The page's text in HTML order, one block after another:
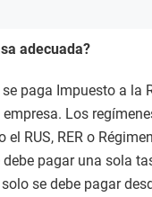
adecuada?
se paga Impuesto a la
Los
el RUS, RER o
debe pagar una sola
se debe pagar